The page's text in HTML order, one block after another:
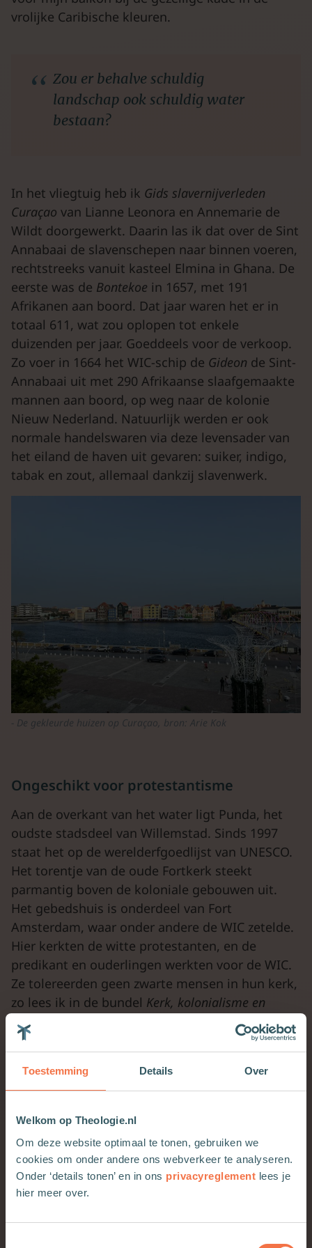
Toestemming Details Over
Welkom op Theologie.nl
Om deze website optimaal te tonen, gebruiken we
cookies om onder andere ons webverkeer te analyseren.
Onder ‘details tonen’ en in ons privacyreglement lees je
hier meer over.
vrolijke Caribische kleuren.
Zou er behalve schuldig
landschap ook schuldig water
bestaan?
In het vliegtuig heb ik Gids slavernijverleden
Curaçao van Lianne Leonora en Annemarie de
Wildt doorgewerkt. Daarin las ik dat over de Sint
Annabaai de slavenschepen naar binnen voeren,
rechtstreeks vanuit kasteel Elmina in Ghana. De
eerste was de Bontekoe in 1657, met 191
Afrikanen aan boord. Dat jaar waren het er in
totaal 611, wat zou oplopen tot enkele
duizenden per jaar. Goeddeels voor de verkoop.
Zo voer in 1664 het WIC-schip de Gideon de Sint-
Annabaai uit met 290 Afrikaanse slaafgemaakte
mannen aan boord, op weg naar de kolonie
Nieuw Nederland. Natuurlijk werden er ook
normale handelswaren via deze levensader van
het eiland de haven uit gevaren: suiker, indigo,
tabak en zout, allemaal dankzij slavenwerk.
De gekleurde huizen op Curaçao, bron: Arie Kok
Ongeschikt voor protestantisme
Aan de overkant van het water ligt Punda, het
oudste stadsdeel van Willemstad. Sinds 1997
staat het op de werelderfgoedlijst van UNESCO.
Het torentje van de oude Fortkerk steekt
parmantig boven de koloniale gebouwen uit.
Het gebedshuis is onderdeel van Fort
Amsterdam, waar onder andere de WIC zetelde.
Hier kerkten de witte protestanten, en de
predikant en ouderlingen werkten voor de WIC.
Ze tolereerden geen zwarte mensen in hun kerk,
zo lees ik in de bundel Kerk, kolonialisme en
slavernij